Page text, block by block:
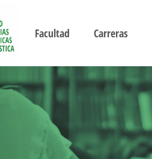
Facultad Carreras